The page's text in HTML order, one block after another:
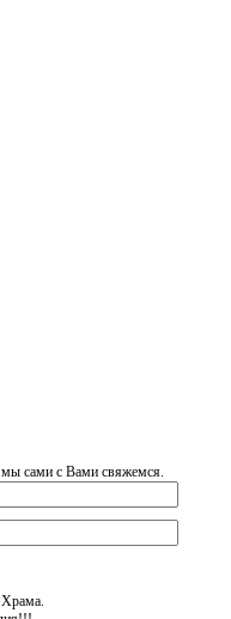
мы сами с Вами свяжемся.
Храма.